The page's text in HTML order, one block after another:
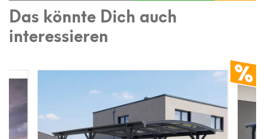
Das könnte Dich auch
interessieren